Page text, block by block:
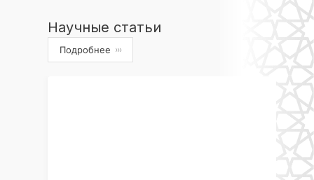
Научные статьи
Подробнее ›››